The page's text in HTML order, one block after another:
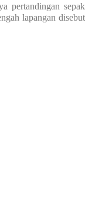
pertandingan sepak
lapangan disebut